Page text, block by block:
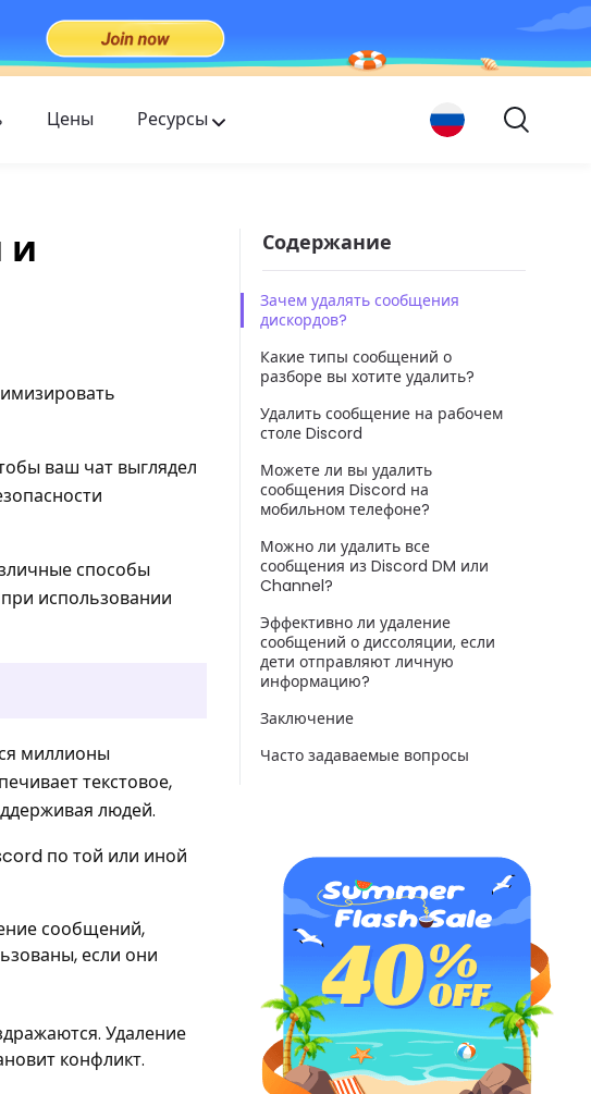
—
Цены Ресурсы
и
ваш чат выглядел
способы
использовании
миллионы
текстовое,
людей.
по той или иной
сообщений,
если они
Удаление
конфликт.
Содержание
Зачем удалять сообщения
дискордов?
Какие типы сообщений о
разборе вы хотите удалить?
Удалить сообщение на рабочем
столе Discord
Можете ли вы удалить
сообщения Discord на
мобильном телефоне?
Можно ли удалить все
сообщения из Discord DM или
Channel?
Эффективно ли удаление
сообщений о диссоляции, если
дети отправляют личную
информацию?
Заключение
Часто задаваемые вопросы